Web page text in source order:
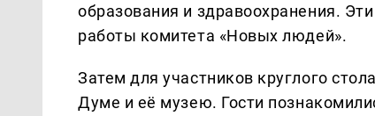
образования и здравоохранения.
работы комитета «Новых людей».
Затем для участников круглого
Думе и её музею. Гости